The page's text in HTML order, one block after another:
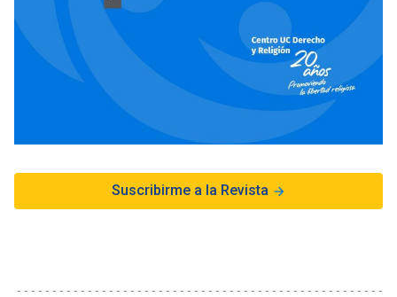
Suscribirme a la Revista arrow_forward